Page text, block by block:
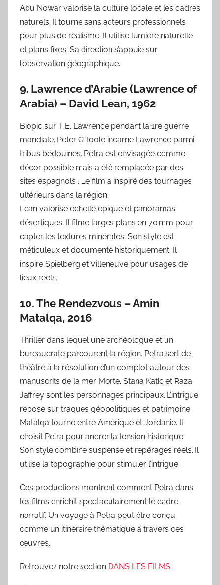
Abu Nowar valorise la culture locale et les cadres
naturels. Il tourne sans acteurs professionnels
pour plus de réalisme. Il utilise lumière naturelle
et plans fixes. Sa direction s’appuie sur
l’observation géographique.
9. Lawrence d’Arabie (Lawrence of
Arabia) – David Lean, 1962
Biopic sur T. E. Lawrence pendant la 1re guerre
mondiale. Peter O’Toole incarne Lawrence parmi
tribus bédouines. Petra est envisagée comme
décor possible mais a été remplacée par des
sites espagnols . Le film a inspiré des tournages
ultérieurs dans la région.
Lean valorise échelle épique et panoramas
désertiques. Il filme larges plans en 70 mm pour
capter les textures minérales. Son style est
méticuleux et documenté historiquement. Il
inspire Spielberg et Villeneuve pour usages de
lieux réels.
10. The Rendezvous – Amin
Matalqa, 2016
Thriller dans lequel une archéologue et un
bureaucrate parcourent la région. Petra sert de
théâtre à la résolution d’un complot autour des
manuscrits de la mer Morte. Stana Katic et Raza
Jaffrey sont les personnages principaux. L’intrigue
repose sur traques géopolitiques et patrimoine.
Matalqa tourne entre Amérique et Jordanie. Il
choisit Petra pour ancrer la tension historique.
Son style combine suspense et repérages réels. Il
utilise la topographie pour stimuler l’intrigue.
Ces productions montrent comment Petra dans
les films enrichit spectaculairement le cadre
narratif. Un voyage à Petra peut être conçu
comme un itinéraire thématique à travers ces
œuvres.
Retrouvez notre section DANS LES FILMS